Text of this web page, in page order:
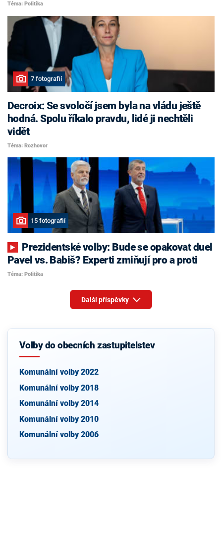
Téma: Politika
7 fotografií
Decroix: Se svoločí jsem byla na vládu ještě
hodná. Spolu říkalo pravdu, lidé ji nechtěli
vidět
Téma: Rozhovor
15 fotografií
Pavel vs. Babiš? Experti zmiňují pro a proti
Téma: Politika
Další příspěvky
Volby do obecních zastupitelstev
Komunální volby 2022
Komunální volby 2018
Komunální volby 2014
Komunální volby 2010
Komunální volby 2006